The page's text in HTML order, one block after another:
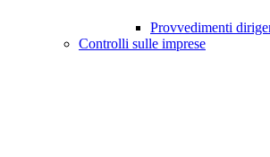
Provvedimenti
Controlli sulle imprese